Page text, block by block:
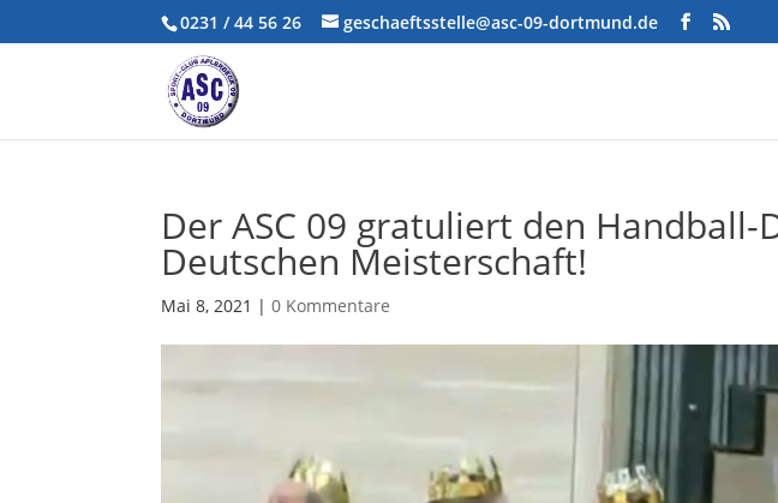
0231 / 44 56 26 geschaeftsstelle@asc-09-dortmund.de
Der ASC 09 gratuliert den Handball-
Deutschen Meisterschaft!
Mai 8, 2021 |0 Kommentare